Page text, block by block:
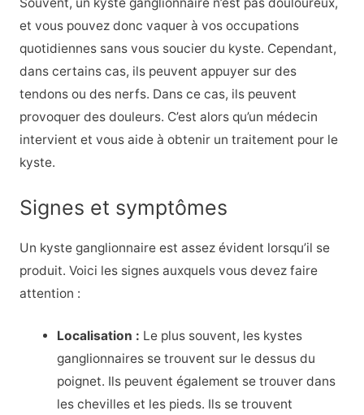
et vous pouvez donc vaquer à vos occupations
quotidiennes sans vous soucier du kyste. Cependant,
dans certains cas, ils peuvent appuyer sur des
tendons ou des nerfs. Dans ce cas, ils peuvent
provoquer des douleurs. C’est alors qu’un médecin
intervient et vous aide à obtenir un traitement pour le
kyste.
Signes et symptômes
Un kyste ganglionnaire est assez évident lorsqu’il se
produit. Voici les signes auxquels vous devez faire
attention :
Localisation : Le plus souvent, les kystes
ganglionnaires se trouvent sur le dessus du
poignet. Ils peuvent également se trouver dans
les chevilles et les pieds. Ils se trouvent